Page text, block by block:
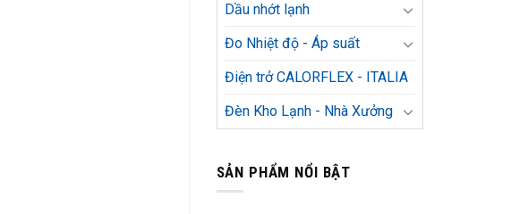
Dầu nhớt lạnh
Đo Nhiệt độ - Áp suất
Điện trở CALORFLEX - ITALIA
Đèn Kho Lạnh - Nhà Xưởng
SẢN PHẨM NỔI BẬT